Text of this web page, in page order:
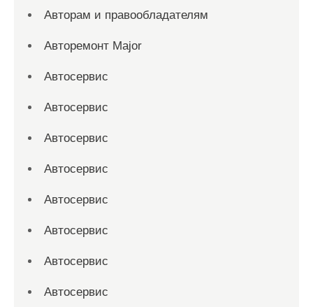
Авторам и правообладателям
Авторемонт Major
Автосервис
Автосервис
Автосервис
Автосервис
Автосервис
Автосервис
Автосервис
Автосервис